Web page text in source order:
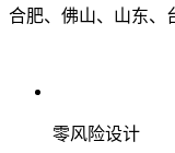
合肥、佛山、山东、
零风险设计